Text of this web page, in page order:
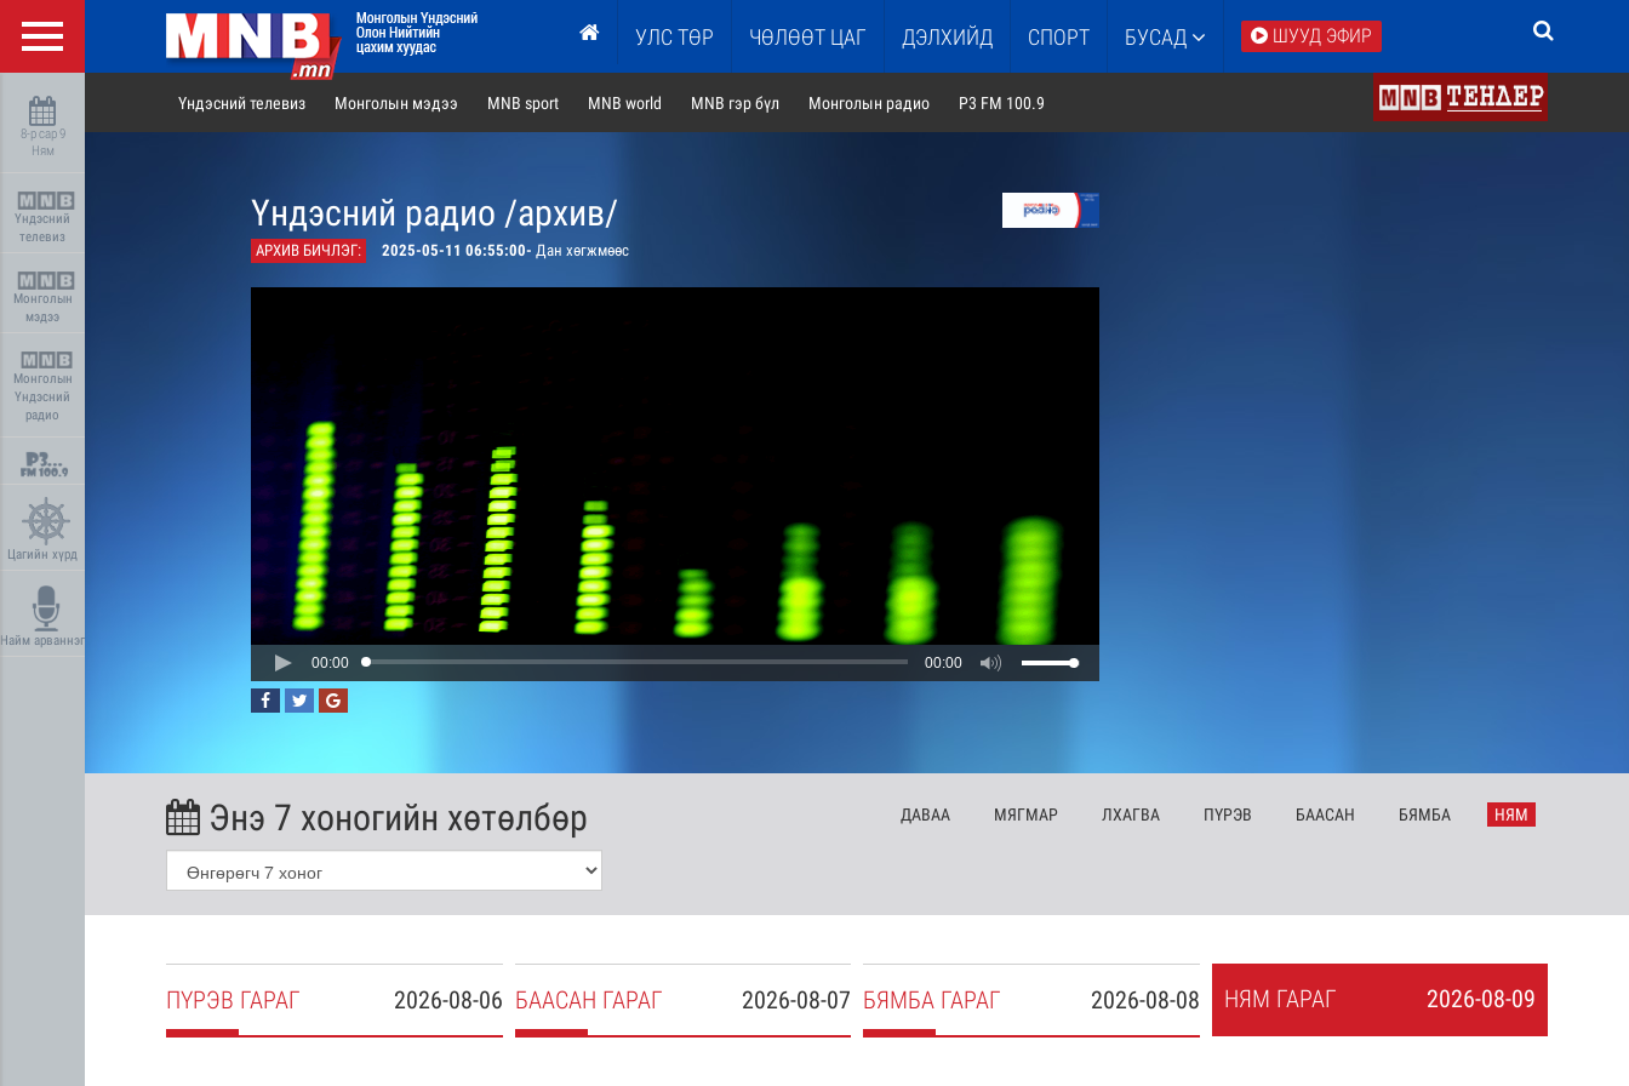
УЛС ТӨР ЧӨЛӨӨТ ЦАГ ДЭЛХИЙД СПОРТ БУСАД ШУУД ЭФИР
8-р сар 9
Ням
Үндэсний
телевиз
Монголын
мэдээ
Монголын
Үндэсний
радио
Цагийн хүрд
Найм арваннэг
Үндэсний телевиз Монголын мэдээ MNB sport MNB world MNB гэр бүл Монголын радио P3 FM 100.9
Үндэсний радио /архив/
АРХИВ БИЧЛЭГ: 2025-05-11 06:55:00- Дан хөгжмөөс
00:00 00:00
Энэ 7 хоногийн хөтөлбөр ДАВАА МЯГМАР ЛХАГВА ПҮРЭВ БААСАН БЯМБА НЯМ
2026-08-06
ПҮРЭВ ГАРАГ 2026-08-07
БААСАН ГАРАГ 2026-08-08
БЯМБА ГАРАГ 2026-08-09
НЯМ ГАРАГ